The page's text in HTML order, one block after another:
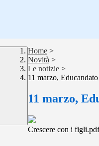
Home >
Novità >
Le notizie >
11 marzo,
11 marzo,
Crescere con i figli.pdf